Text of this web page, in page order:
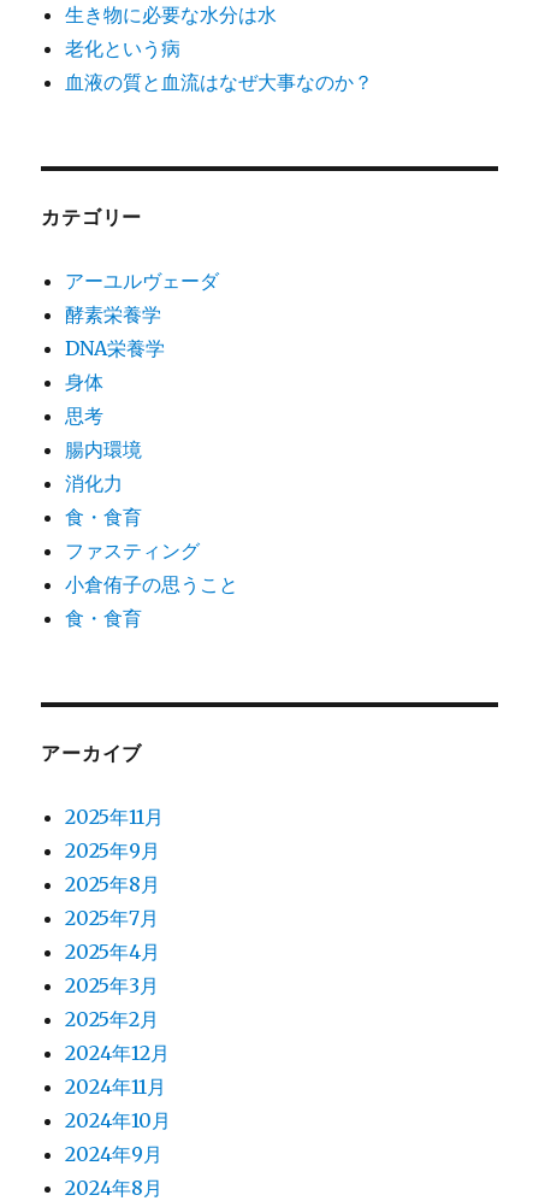
生き物に必要な水分は水
老化という病
血液の質と血流はなぜ大事なのか？
カテゴリー
アーユルヴェーダ
酵素栄養学
DNA栄養学
身体
思考
腸内環境
消化力
食・食育
ファスティング
小倉侑子の思うこと
食・食育
アーカイブ
2025年11月
2025年9月
2025年8月
2025年7月
2025年4月
2025年3月
2025年2月
2024年12月
2024年11月
2024年10月
2024年9月
2024年8月